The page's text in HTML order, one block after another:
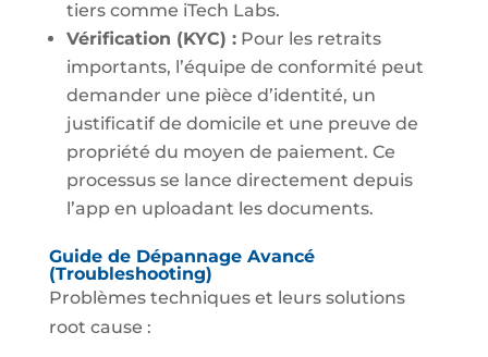
tiers comme iTech Labs.
Vérification (KYC) :Pour les retraits
importants, l’équipe de conformité peut
demander une pièce d’identité, un
justificatif de domicile et une preuve de
propriété du moyen de paiement. Ce
processus se lance directement depuis
l’app en uploadant les documents.
Guide de Dépannage Avancé
(Troubleshooting)
Problèmes techniques et leurs solutions
root cause :